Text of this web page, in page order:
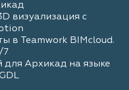
визуализация с
в Teamwork BIMcloud.
7
для Архикад на языке